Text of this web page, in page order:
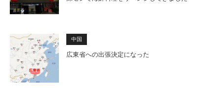
中国
広東省への出張決定になった